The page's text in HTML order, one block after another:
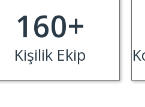
160+
Kişilik Ekip